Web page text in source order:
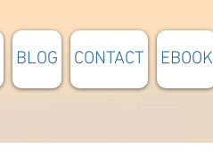
BLOG CONTACT EBOOK